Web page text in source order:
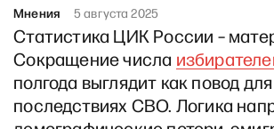
Мнения 5 августа 2025
Статистика ЦИК России –
Сокращение числа
полгода выглядит как повод
последствиях СВО. Логика